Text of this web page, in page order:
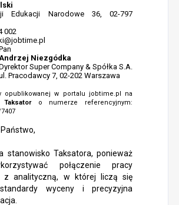
Edukacji Narodowe 36, 02-797
002
Niezgódka
Super Company & Spółka S.A.
Pracodawcy 7, 02-202 Warszawa
opublikowanej w portalu jobtime.pl na
Taksatoro numerze referencyjnym:
stanowisko Taksatora, ponieważ
połączenie pracy
z analityczną, w której liczą się
wyceny i precyzyjna